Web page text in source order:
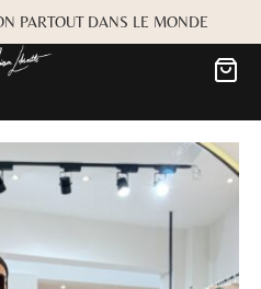
PARTOUT DANS LE MONDE